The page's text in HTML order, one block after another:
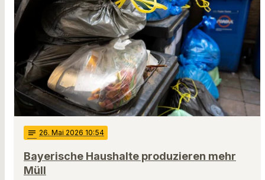
notes 26. Mai 2026 10:54
Bayerische Haushalte produzieren mehr
Müll